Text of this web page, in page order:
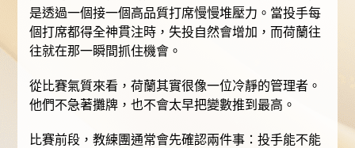
是透過一個接一個高品質打席慢慢堆壓力。當投手每
個打席都得全神貫注時，失投自然會增加，而荷蘭往
往就在那一瞬間抓住機會。
從比賽氣質來看，荷蘭其實很像一位冷靜的管理者。
他們不急著攤牌，也不會太早把變數推到最高。
比賽前段，教練團通常會先確認兩件事：投手能不能